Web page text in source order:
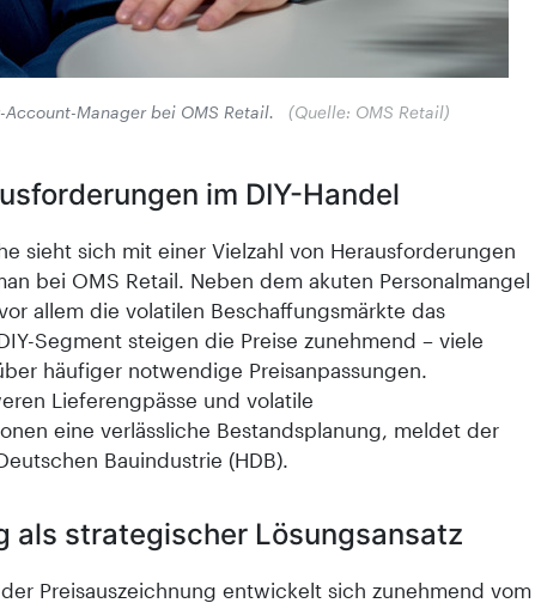
Manager bei OMS Retail. (Quelle: OMS Retail)
im DIY-Handel
sieht sich mit einer Vielzahl von Herausforderungen
bei OMS Retail. Neben dem akuten Personalmangel
allem die volatilen Beschaffungsmärkte das
Segment steigen die Preise zunehmend – viele
häufiger notwendige Preisanpassungen.
Lieferengpässe und volatile
eine verlässliche Bestandsplanung, meldet der
Bauindustrie (HDB).
als strategischer Lösungsansatz
Preisauszeichnung entwickelt sich zunehmend vom